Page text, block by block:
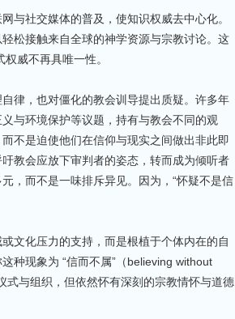
与社交媒体的普及，使知识权威去中心化。
松接触来自全球的神学资源与宗教讨论。这
威不再具唯一性。
律，也对僵化的教会训导提出质疑。许多年
与环境保护等议题，持有与教会不同的观
不是迫使他们在信仰与现实之间做出非此即
教会应放下审判者的姿态，转而成为倾听者
，而不是一味排斥异见。因为，“怀疑不是信
文化压力的支持，而是根植于个体内在的自
种现象为 “信而不属”（believing without
与组织，但依然怀有深刻的宗教情怀与道德